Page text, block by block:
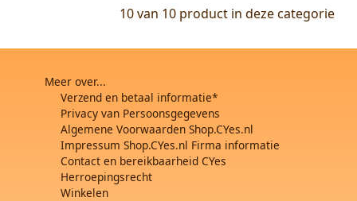
10 van 10 product in deze categorie
Meer over...
Verzend en betaal informatie*
Privacy van Persoonsgegevens
Algemene Voorwaarden Shop.CYes.nl
Impressum Shop.CYes.nl Firma informatie
Contact en bereikbaarheid CYes
Herroepingsrecht
Winkelen